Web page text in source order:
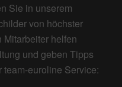
Sie in unserem
von höchster
Mitarbeiter helfen
und geben Tipps
euroline Service: